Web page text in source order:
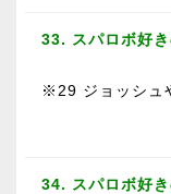
33. スパロボ好
※29 ジョッシュ
34. スパロボ好